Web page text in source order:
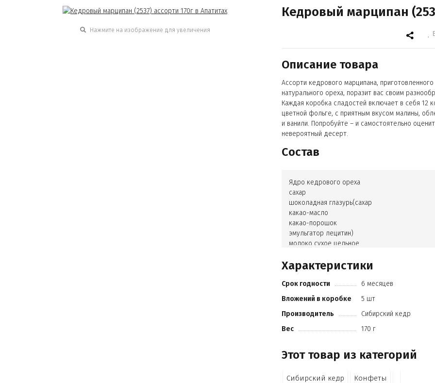
Нажмите на изображение для увеличения
Кедровый марципан
Описание товара
Ассорти кедрового марципана, приготовленного
натурального ореха, поразит вас своим
Каждая коробка сладостей включает в себя 12
цветной фольге, с приятным вкусом малины,
и ванили. Попробуйте – и самостоятельно
невероятный десерт.
Состав
Ядро кедрового ореха
сахар
шоколадная глазурь(сахар
какао-масло
какао-порошок
эмульгатор лецитин)
молоко сухое цельное
ядро миндаля
молоко сухое обезжиренное
клюква вяленая
пастила облепиховая (пюре яблочное
ягоды облепихи)
малина сублимационной сушки
Характеристики
Срок годности
6 месяцев
Вложений в коробке
5 шт
Производитель
Сибирский кедр
Вес
170 г
Этот товар из категорий
Сибирский кедр Конфеты